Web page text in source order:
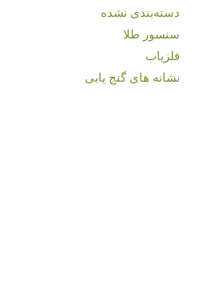
دسته‌بندی نشده
سنسور طلا
فلزیاب
نشانه های گنج یابی